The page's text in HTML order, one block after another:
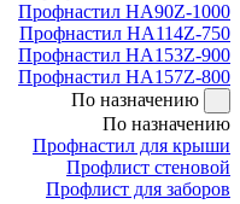
Профнастил НА90Z-1000
Профнастил НА114Z-750
Профнастил НА153Z-900
Профнастил НА157Z-800
По назначению
По назначению
Профнастил для крыши
Профлист стеновой
Профлист для заборов